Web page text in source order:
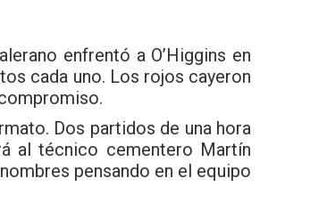
enfrentó a O’Higgins en
cada uno. Los rojos cayeron
Dos partidos de una hora
al técnico cementero Martín
pensando en el equipo